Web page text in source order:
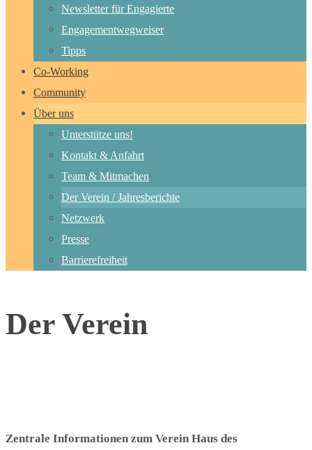
Newsletter für Engagierte
Engagementwegweiser
Tipps
Co-Working
Community
Über uns
Unterstütze uns!
Kontakt & Anfahrt
Team & Mitmachen
Der Verein / Jahresberichte
Netzwerk
Presse
Barrierefreiheit
Der Verein
Zentrale Informationen zum Verein Haus des